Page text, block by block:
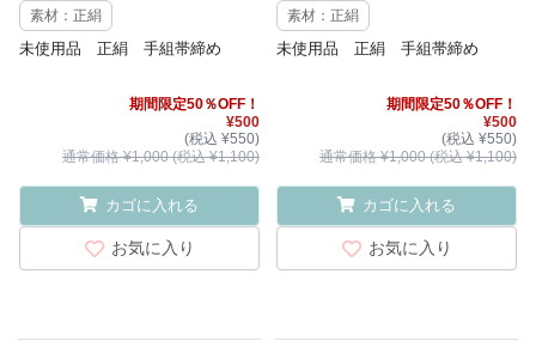
素材：正絹
未使用品 正絹 手組帯締め
期間限定50％OFF！
¥500
(税込 ¥550)
通常価格 ¥1,000 (税込 ¥1,100)
カゴに入れる
お気に入り
素材：正絹
未使用品 正絹 手組帯締め
期間限定50％OFF！
¥500
(税込 ¥550)
通常価格 ¥1,000 (税込 ¥1,100)
カゴに入れる
お気に入り